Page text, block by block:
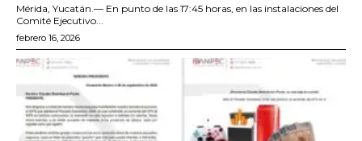
Mérida, Yucatán.— En punto de las 17:45 horas, en las instalaciones del
Comité Ejecutivo...
febrero 16, 2026